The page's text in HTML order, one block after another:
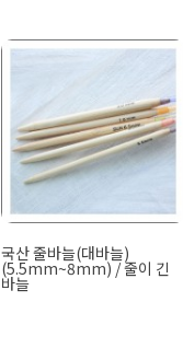
국산 줄바늘(대바늘)
(5.5mm~8mm) / 줄이 긴
바늘